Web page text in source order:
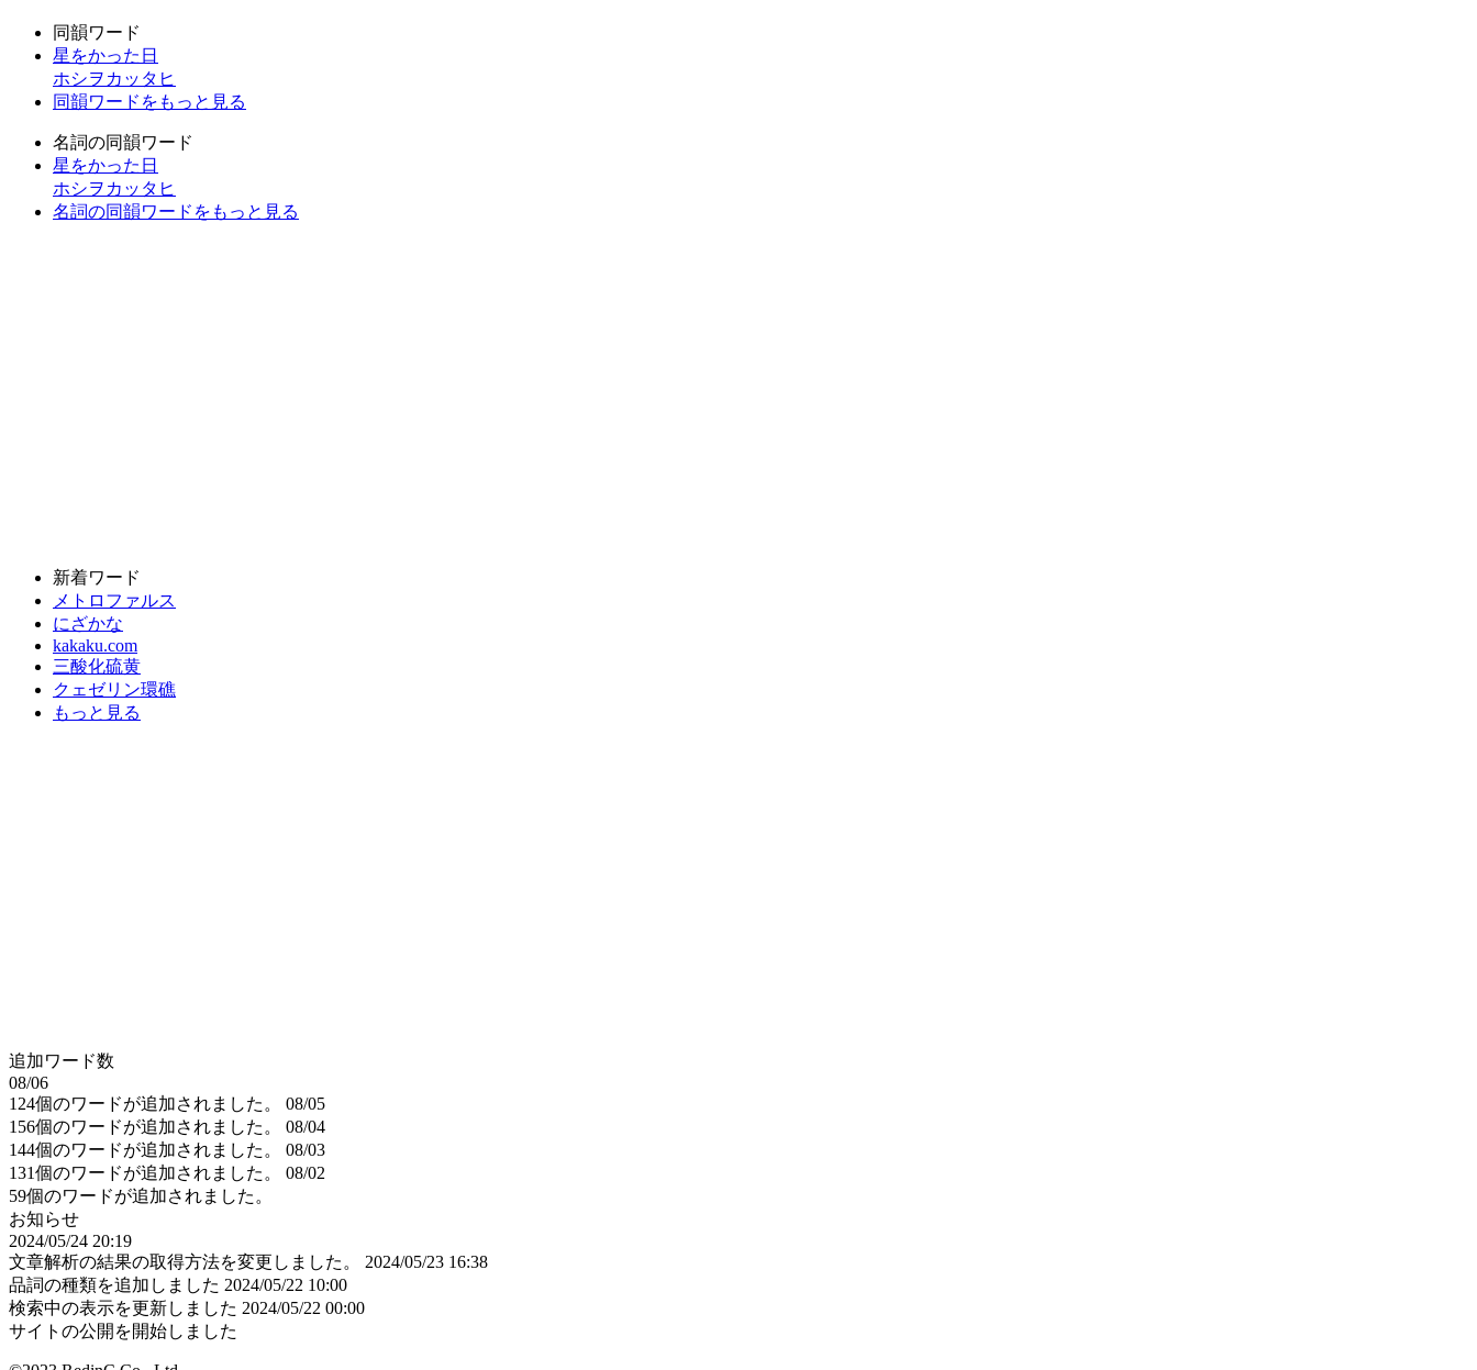
同韻ワード
星をかった日
ホシヲカッタヒ
同韻ワードをもっと見る
名詞の同韻ワード
星をかった日
ホシヲカッタヒ
名詞の同韻ワードをもっと見る
新着ワード
メトロファルス
にざかな
kakaku.com
三酸化硫黄
クェゼリン環礁
もっと見る
追加ワード数
08/06
124個のワードが追加されました。
08/05
156個のワードが追加されました。
08/04
144個のワードが追加されました。
08/03
131個のワードが追加されました。
08/02
59個のワードが追加されました。
お知らせ
2024/05/24 20:19
文章解析の結果の取得方法を変更しました。
2024/05/23 16:38
品詞の種類を追加しました 2024/05/22 10:00
検索中の表示を更新しました 2024/05/22 00:00
サイトの公開を開始しました